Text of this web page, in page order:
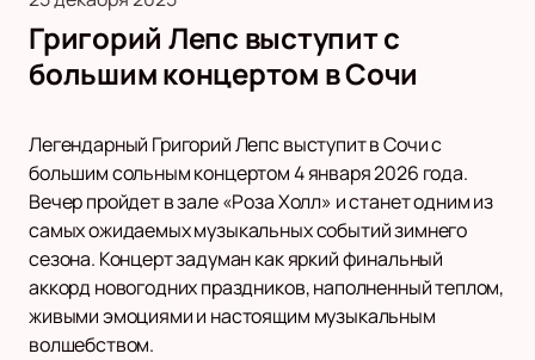
Григорий Лепс выступит с
большим концертом в Сочи
Легендарный Григорий Лепс выступит в Сочи с
большим сольным концертом 4 января 2026 года.
Вечер пройдет в зале «Роза Холл» и станет одним из
самых ожидаемых музыкальных событий зимнего
сезона. Концерт задуман как яркий финальный
аккорд новогодних праздников, наполненный теплом,
живыми эмоциями и настоящим музыкальным
волшебством.